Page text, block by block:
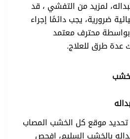
لمزيد من التفشي ، قد
ضرورية، يجب دائمًا إجراء
محترف معتمد
عدة طرق للعلاج.
تحديد موقع كل الخشب المصاب
بالخشب السليم، افحص